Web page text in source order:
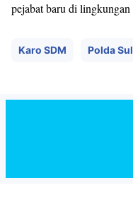
pejabat baru di
Karo SDM Polda